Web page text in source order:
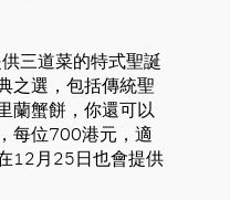
三道菜的特式聖誕
之選，包括傳統聖
蘭蟹餅，你還可以
每位700港元，適
12月25日也會提供